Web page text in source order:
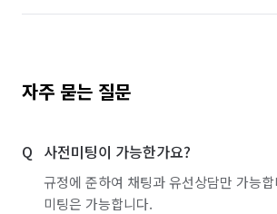
인천 남구 인천 남동구
인천 옹진군 인천 중구
경기 부천시 원미구 경기 부천시 오정구
자주 묻는 질문
사전미팅이 가능한가요?
규정에 준하여 채팅과 유선상담만 가능
미팅은 가능합니다.